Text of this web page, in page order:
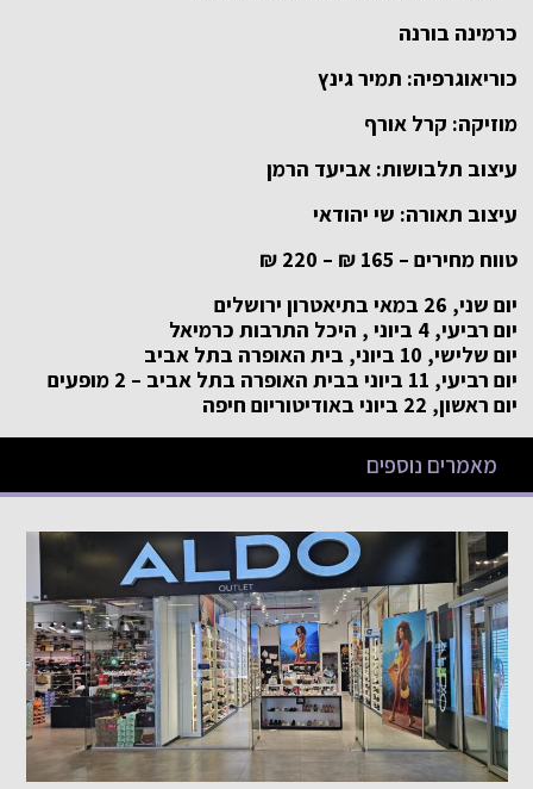
כרמינה בורנה
כוריאוגרפיה: תמיר גינץ
מוזיקה: קרל אורף
עיצוב תלבושות: אביעד הרמן
עיצוב תאורה: שי יהודאי
טווח מחירים – 165 ₪ – 220 ₪
יום שני, 26 במאי בתיאטרון ירושלים
יום רביעי, 4 ביוני , היכל התרבות כרמיאל
יום שלישי, 10 ביוני, בית האופרה בתל אביב
יום רביעי, 11 ביוני בבית האופרה בתל אביב – 2 מופעים
יום ראשון, 22 ביוני באודיטוריום חיפה
מאמרים נוספים